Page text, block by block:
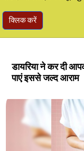
क्लिक करें
डायरिया ने कर दी
पाएं इससे जल्द आराम